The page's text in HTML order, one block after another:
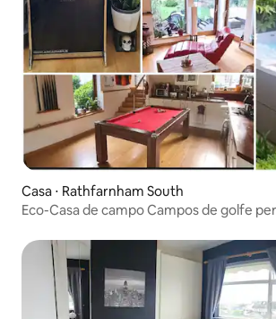
Casa ⋅ Rathfarnham South
Eco-Casa de campo Campos de golfe